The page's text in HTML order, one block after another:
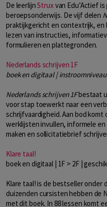
De leerlijnStruxvan Edu’Actief
beroepsonderwijs. De vijf delen
praktijkgericht en contextrijk, en
lezen van instructies,
formulieren en plattegronden.
Nederlands schrijven 1F
boek en digitaal |
Nederlands schrijven 1Fbestaat
voor stap toewerkt naar een
schrijfvaardigheid. Aan bod
werklijsten invullen, informele
maken en sollicitatiebrief
Klare taal!
boek en digitaal | 1F > 2F |
Klare taal! is de bestseller onder
duizenden cursisten hebben de
met dit boek. In 88 lessen komt